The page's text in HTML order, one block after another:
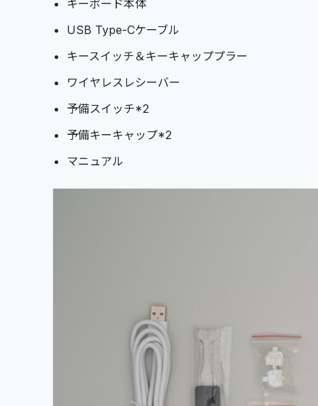
キーボード本体
USB Type-Cケーブル
キースイッチ＆キーキャッププラー
ワイヤレスレシーバー
予備スイッチ*2
予備キーキャップ*2
マニュアル